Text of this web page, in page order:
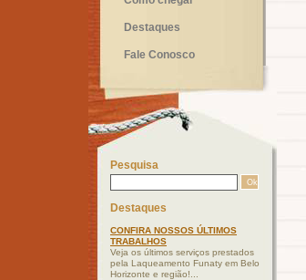
Destaques
Fale Conosco
Pesquisa
Destaques
CONFIRA NOSSOS ÚLTIMOS
TRABALHOS
Veja os últimos serviços prestados
pela Laqueamento Funaty em Belo
Horizonte e região!...